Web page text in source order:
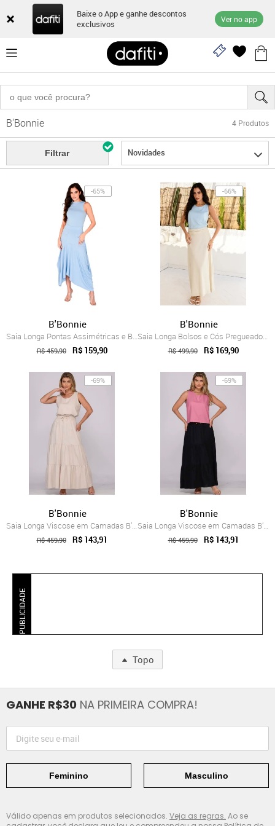
Baixe o App e ganhe descontos
exclusivos
Ver no app
B'Bonnie 4 Produtos
Filtrar Novidades
-65%
B'Bonnie
Saia Longa Pontas Assimétricas e Bolsos ...
R$ 459,90 R$ 159,90
-66%
B'Bonnie
Saia Longa Bolsos e Cós Pregueado B’Bonn...
R$ 499,90 R$ 169,90
-69%
B'Bonnie
Saia Longa Viscose em Camadas B’Bonnie L...
R$ 459,90 R$ 143,91
-69%
B'Bonnie
Saia Longa Viscose em Camadas B’Bonnie L...
R$ 459,90 R$ 143,91
PUBLICIDADE
Topo
GANHE R$30 NA PRIMEIRA COMPRA!
Feminino Masculino
Válido apenas em produtos selecionados. Veja as regras. Ao se